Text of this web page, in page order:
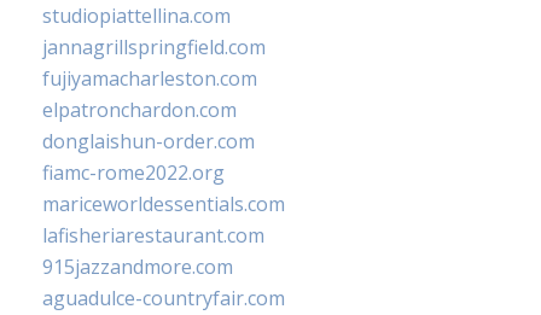
studiopiattellina.com
jannagrillspringfield.com
fujiyamacharleston.com
elpatronchardon.com
donglaishun-order.com
fiamc-rome2022.org
mariceworldessentials.com
lafisheriarestaurant.com
915jazzandmore.com
aguadulce-countryfair.com